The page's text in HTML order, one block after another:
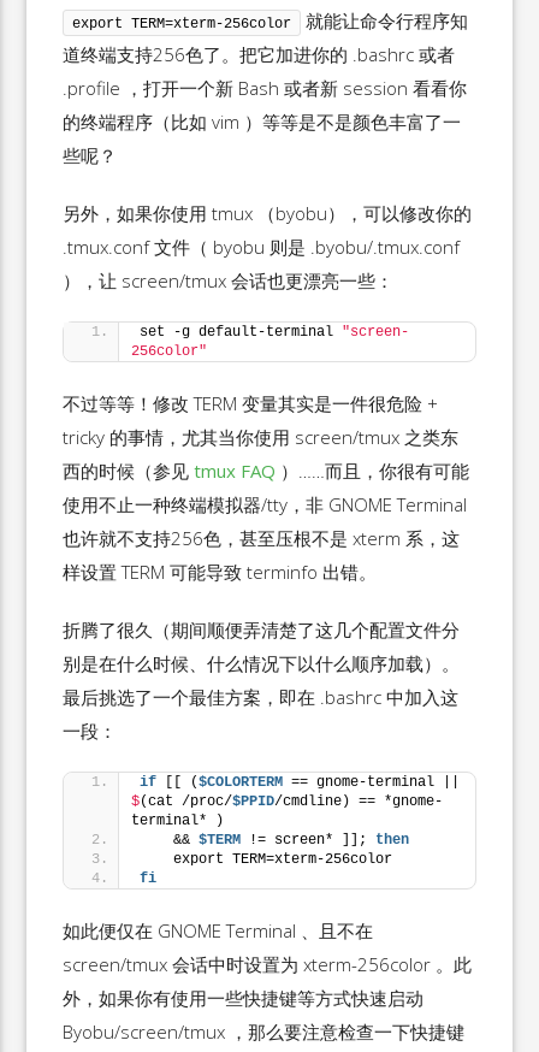
export TERM=xterm-256color
就能让命令行程序知
道终端支持256色了。把它加进你的 .bashrc 或者
.profile ，打开一个新 Bash 或者新 session 看看你
的终端程序（比如 vim ）等等是不是颜色丰富了一
些呢？
另外，如果你使用 tmux （byobu），可以修改你的
.tmux.conf 文件（ byobu 则是 .byobu/.tmux.conf
），让 screen/tmux 会话也更漂亮一些：
set -g default-terminal "screen-
256color"
不过等等！修改 TERM 变量其实是一件很危险 +
tricky 的事情，尤其当你使用 screen/tmux 之类东
西的时候（参见tmux FAQ ）……而且，你很有可能
使用不止一种终端模拟器/tty，非 GNOME Terminal
也许就不支持256色，甚至压根不是 xterm 系，这
样设置 TERM 可能导致 terminfo 出错。
折腾了很久（期间顺便弄清楚了这几个配置文件分
别是在什么时候、什么情况下以什么顺序加载）。
最后挑选了一个最佳方案，即在 .bashrc 中加入这
一段：
if [[ ($COLORTERM
$(cat /proc/$PPID/cmdline) == *gnome-
terminal* )
    &&
$TERM != screen* ]]; then
    export TERM=xterm-256color
fi
如此便仅在 GNOME Terminal 、且不在
screen/tmux 会话中时设置为 xterm-256color 。此
外，如果你有使用一些快捷键等方式快速启动
Byobu/screen/tmux ，那么要注意检查一下快捷键